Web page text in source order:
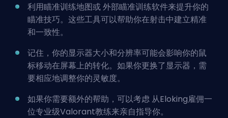
利用瞄准训练地图或外部瞄准训练软件来提升你的
瞄准技巧。这些工具可以帮助你在射击中建立精准
和一致性。
记住，你的显示器大小和分辨率可能会影响你的鼠
标移动在屏幕上的转化。如果你更换了显示器，需
要相应地调整你的灵敏度。
如果你需要额外的帮助，可以考虑 从Eloking雇佣一
位专业级Valorant教练来亲自指导你。